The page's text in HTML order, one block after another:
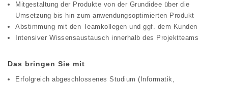
Mitgestaltung der Produkte von der Grundidee über die
Umsetzung bis hin zum anwendungsoptimierten Produkt
Abstimmung mit den Teamkollegen und ggf. dem Kunden
Intensiver Wissensaustausch innerhalb des Projektteams
Das bringen Sie mit
Erfolgreich abgeschlossenes Studium (Informatik,